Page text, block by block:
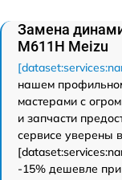
Замена
M611H Meizu
нашем
мастерами с
и запчасти
сервисе уверены
-15% дешевле